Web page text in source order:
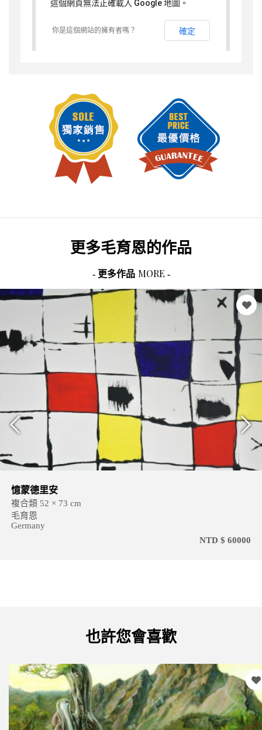
這個網頁無法正確載入 Google 地圖。
你是這個網站的擁有者嗎？ 確定
更多毛育恩的作品
- 更多作品 MORE -
憶蒙德里安
複合類 52 × 73 cm
毛育恩
Germany
NTD $ 60000
也許您會喜歡